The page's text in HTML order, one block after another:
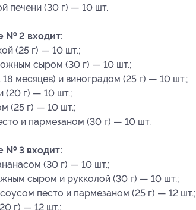
печени (30 г) — 10 шт.
№ 2 входит:
(25 г) — 10 шт.;
сыром (30 г) — 10 шт.;
месяцев) и виноградом (25 г) — 10 шт.;
(20 г) — 10 шт.;
(25 г) — 10 шт.;
и пармезаном (30 г) — 10 шт.
№ 3 входит:
(30 г) — 10 шт.;
сыром и рукколой (30 г) — 10 шт.;
песто и пармезаном (25 г) — 12 шт.;
г) — 12 шт.;